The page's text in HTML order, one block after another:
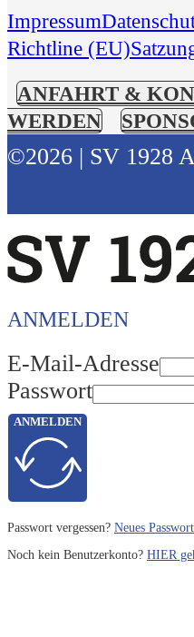
Impressum
Richtline (EU)
ANFAHRT &
WERDEN
©2026 | SV 1928
ANMELDEN
E-Mail-Adresse
Passwort
ANMELDEN
Passwort vergessen? Neues
Noch kein Benutzerkonto? HIER